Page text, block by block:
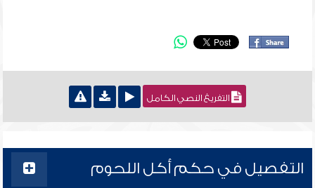
التفريغ النصي الكامل
التفصيل في حكم أكل اللحوم